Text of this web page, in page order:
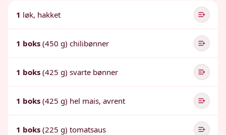
1 løk, hakket
1 boks (450 g) chilibønner
1 boks (425 g) svarte bønner
1 boks (425 g) hel mais, avrent
1 boks (225 g) tomatsaus